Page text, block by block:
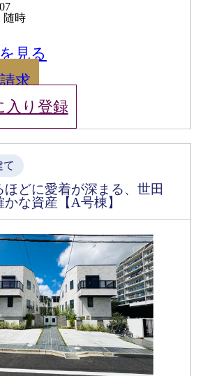
07
随時
見る
求
入り登録
て
ほどに愛着が深まる、世田
な資産【A号棟】